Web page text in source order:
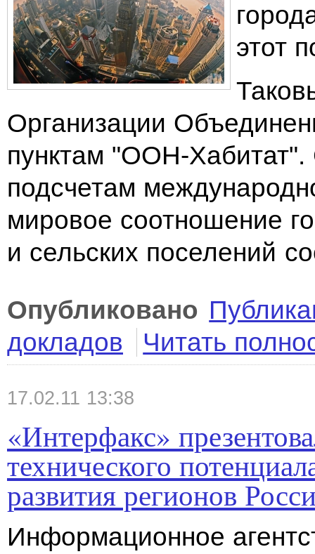
этот
Организации
пунктам "ООН-Хабитат".
подсчетам
мировое соотношение
и сельских поселений
Опубликовано
докладов
Читать
17.02.11 13:38
«Интерфакс»
технического
развития регионов
Информационное